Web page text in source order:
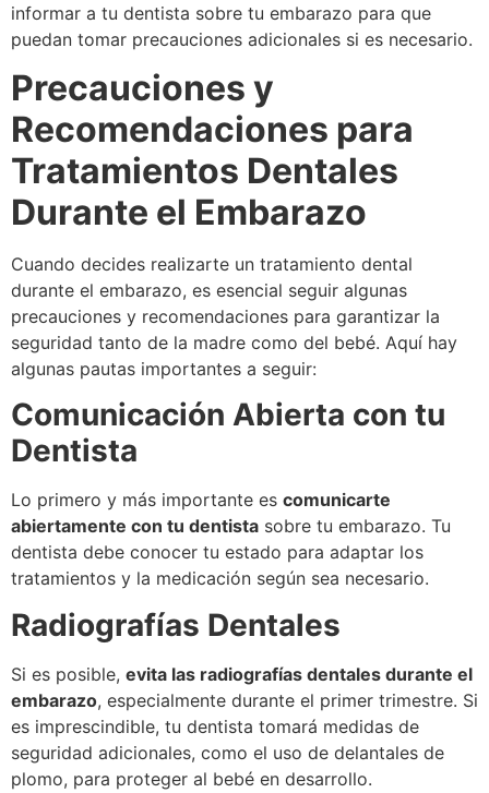
informar a tu dentista sobre tu embarazo para que
puedan tomar precauciones adicionales si es necesario.
Precauciones y
Recomendaciones para
Tratamientos Dentales
Durante el Embarazo
Cuando decides realizarte un tratamiento dental
durante el embarazo, es esencial seguir algunas
precauciones y recomendaciones para garantizar la
seguridad tanto de la madre como del bebé. Aquí hay
algunas pautas importantes a seguir:
Comunicación Abierta con tu
Dentista
Lo primero y más importante es comunicarte
abiertamente con tu dentista sobre tu embarazo. Tu
dentista debe conocer tu estado para adaptar los
tratamientos y la medicación según sea necesario.
Radiografías Dentales
Si es posible, evita las radiografías dentales durante el
embarazo, especialmente durante el primer trimestre. Si
es imprescindible, tu dentista tomará medidas de
seguridad adicionales, como el uso de delantales de
plomo, para proteger al bebé en desarrollo.